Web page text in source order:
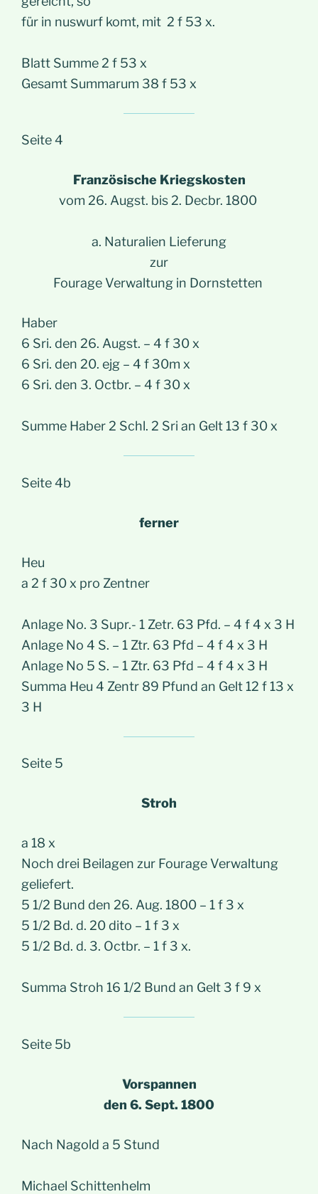
für in nuswurf komt, mit 2 f 53 x.
Blatt Summe 2 f 53 x
Gesamt Summarum 38 f 53 x
Seite 4
Französische Kriegskosten
vom 26. Augst. bis 2. Decbr. 1800
a. Naturalien Lieferung
zur
Fourage Verwaltung in Dornstetten
Haber
6 Sri. den 26. Augst. – 4 f 30 x
6 Sri. den 20. ejg – 4 f 30m x
6 Sri. den 3. Octbr. – 4 f 30 x
Summe Haber 2 Schl. 2 Sri an Gelt 13 f 30 x
Seite 4b
ferner
Heu
a 2 f 30 x pro Zentner
Anlage No. 3 Supr.- 1 Zetr. 63 Pfd. – 4 f 4 x 3 H
Anlage No 4 S. – 1 Ztr. 63 Pfd – 4 f 4 x 3 H
Anlage No 5 S. – 1 Ztr. 63 Pfd – 4 f 4 x 3 H
Summa Heu 4 Zentr 89 Pfund an Gelt 12 f 13 x
3 H
Seite 5
Stroh
a 18 x
Noch drei Beilagen zur Fourage Verwaltung
geliefert.
5 1/2 Bund den 26. Aug. 1800 – 1 f 3 x
5 1/2 Bd. d. 20 dito – 1 f 3 x
5 1/2 Bd. d. 3. Octbr. – 1 f 3 x.
Summa Stroh 16 1/2 Bund an Gelt 3 f 9 x
Seite 5b
Vorspannen
den 6. Sept. 1800
Nach Nagold a 5 Stund
Michael Schittenhelm